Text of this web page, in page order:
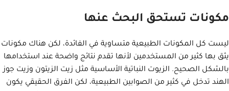
مكونات تستحق البحث عنها
ليست كل المكونات الطبيعية متساوية في الفائدة، لكن هناك مكونات
يثق بها كثير من المستخدمين لأنها تقدم نتائج واضحة عند استخدامها
بالشكل الصحيح. الزيوت النباتية الأساسية مثل زيت الزيتون وزيت جوز
الهند تدخل في كثير من الصوابين الطبيعية، لكن الفرق الحقيقي يكون